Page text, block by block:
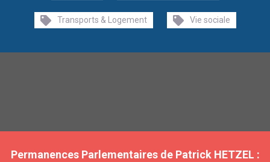
Transports & Logement Vie sociale
Permanences Parlementaires de Patrick HETZEL :